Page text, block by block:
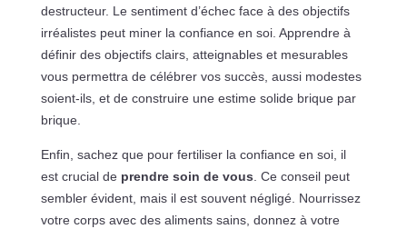
destructeur. Le sentiment d’échec face à des objectifs
irréalistes peut miner la confiance en soi. Apprendre à
définir des objectifs clairs, atteignables et mesurables
vous permettra de célébrer vos succès, aussi modestes
soient-ils, et de construire une estime solide brique par
brique.
Enfin, sachez que pour fertiliser la confiance en soi, il
est crucial de prendre soin de vous . Ce conseil peut
sembler évident, mais il est souvent négligé. Nourrissez
votre corps avec des aliments sains, donnez à votre